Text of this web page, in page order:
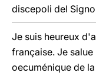
discepoli del
Je suis heureux
française. Je
oecuménique de